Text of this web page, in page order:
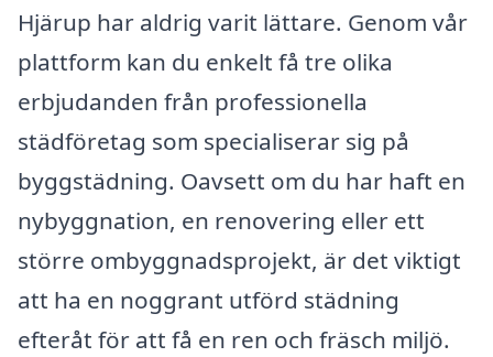
Hjärup har aldrig varit lättare. Genom vår
plattform kan du enkelt få tre olika
erbjudanden från professionella
städföretag som specialiserar sig på
byggstädning. Oavsett om du har haft en
nybyggnation, en renovering eller ett
större ombyggnadsprojekt, är det viktigt
att ha en noggrant utförd städning
efteråt för att få en ren och fräsch miljö.